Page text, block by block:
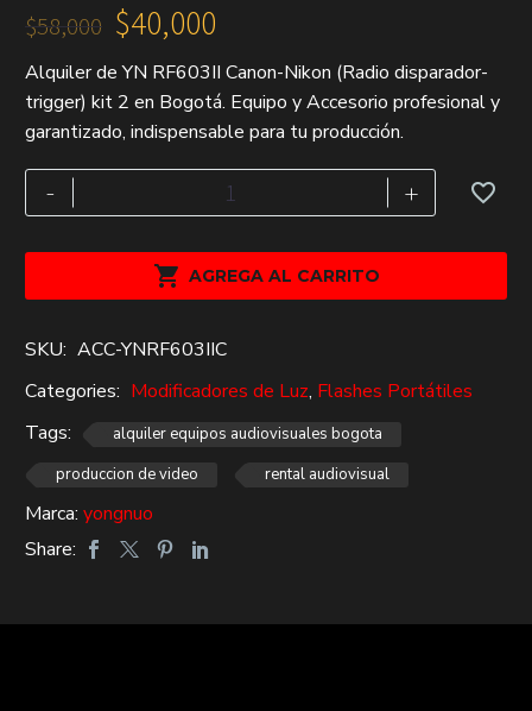
$58,000
precio
original
era:
$58,000.
$40,000
precio
actual
es:
$40,000.
Alquiler de YN RF603II Canon-Nikon (Radio disparador-
trigger) kit 2 en Bogotá. Equipo y Accesorio profesional y
garantizado, indispensable para tu producción.
-
RF603II
(Radio
trigger)
kit
2
cantidad
+
 AGREGA AL CARRITO
SKU: ACC-YNRF603IIC
Categories: Modificadores de Luz, Flashes Portátiles
Tags:
alquiler equipos audiovisuales bogota
produccion de video
rental audiovisual
Marca: yongnuo
Share: